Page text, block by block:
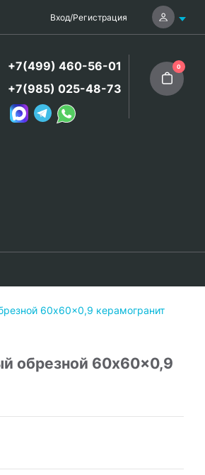
Вход/Регистрация
+7(499) 460-56-01
+7(985) 025-48-73
0
60x60x0,9 керамогранит
обрезной 60x60x0,9